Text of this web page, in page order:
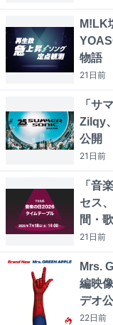
M!LK
物語
21日前
「サ
Zilqy
公開
21日前
「音
セス
間・
21日前
Mrs.
編映
デオ
22日前